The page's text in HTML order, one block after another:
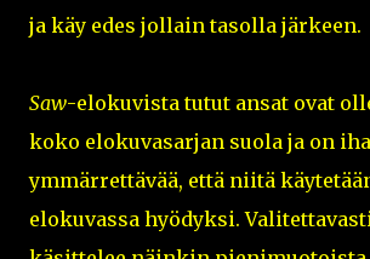
ja käy edes jollain tasolla järkeen.
Saw-elokuvista tutut ansat ovat
koko elokuvasarjan suola ja on
ymmärrettävää, että niitä
elokuvassa hyödyksi.